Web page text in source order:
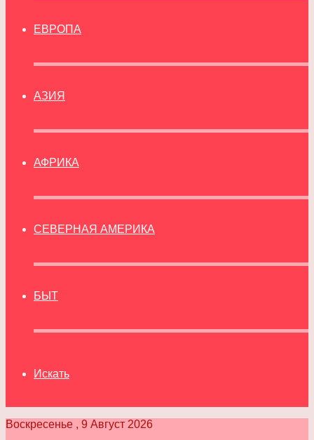
ЕВРОПА
АЗИЯ
АФРИКА
СЕВЕРНАЯ АМЕРИКА
БЫТ
Искать
Воскресенье , 9 Август 2026